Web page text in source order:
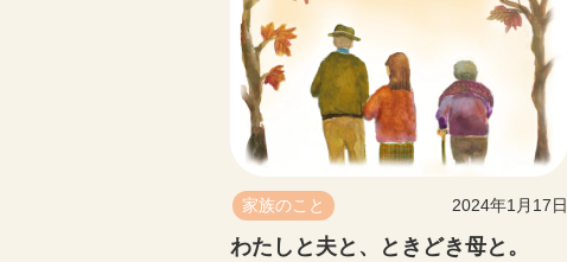
家族のこと 2024年1月17日
わたしと夫と、ときどき母と。